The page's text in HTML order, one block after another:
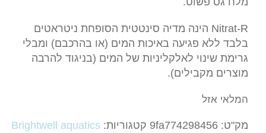
Nitrat-R הינה מדיה סינטטית הסופחת ניטראטים
בלבד ללא פגיעה באיכות המים (או בהרכבם) ומבלי
גרימת שינוי לאלקליניות של המים (בניגוד להרבה
מוצרים מקבילים).
המלאי אזל
מק"ט: 9fa774298456 קטגוריות: Brightwell aquatics